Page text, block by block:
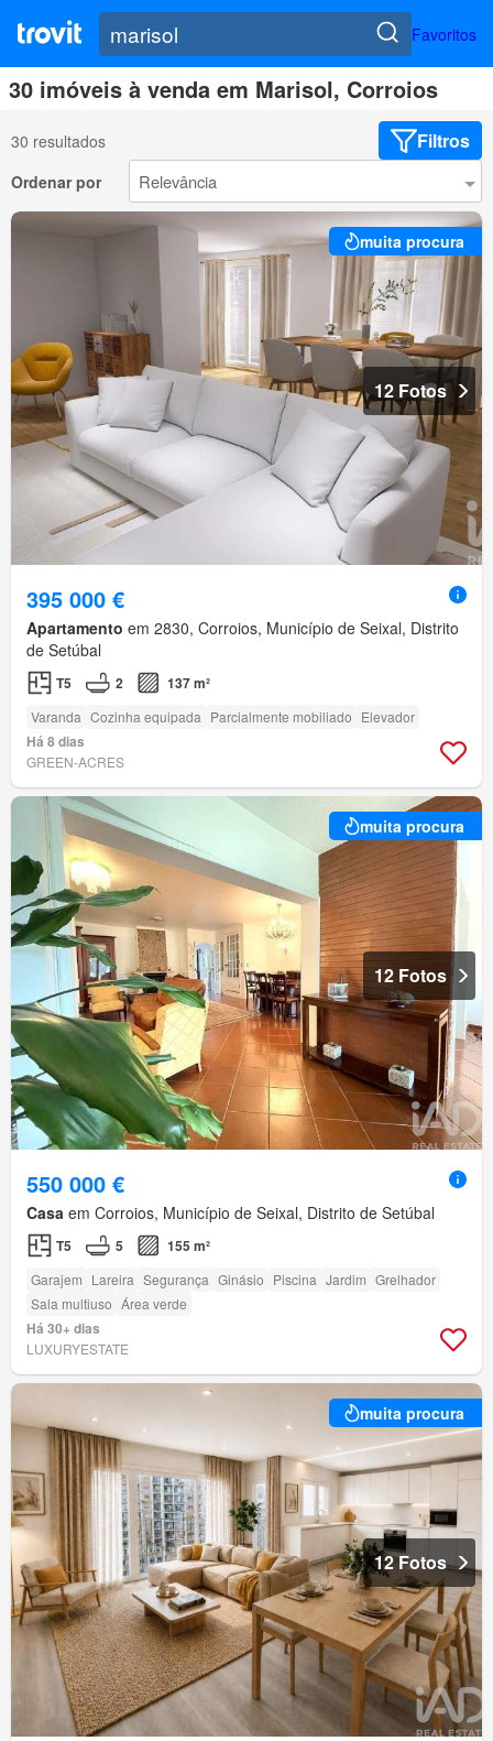
Favoritos
30 imóveis à venda em Marisol, Corroios
30 resultados Filtros
Ordenar por
muita procura
12 Fotos
395 000 €
Apartamento em 2830, Corroios, Município de Seixal, Distrito
de Setúbal
T5 2 137 m²
Varanda Cozinha equipada Parcialmente mobiliado Elevador
Há 8 dias
GREEN-ACRES
muita procura
12 Fotos
550 000 €
Casa em Corroios, Município de Seixal, Distrito de Setúbal
T5 5 155 m²
Garajem Lareira Segurança Ginásio Piscina Jardim Grelhador
Sala multiuso Área verde
Há 30+ dias
LUXURYESTATE
muita procura
12 Fotos